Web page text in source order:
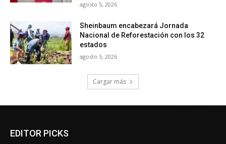
agosto 5, 2026
Sheinbaum encabezará Jornada
Nacional de Reforestación con los 32
estados
agosto 5, 2026
Cargar más
EDITOR PICKS